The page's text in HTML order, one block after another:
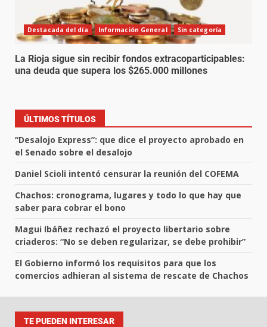
Destacada del día Información General Sin categoría
La Rioja sigue sin recibir fondos extracoparticipables:
una deuda que supera los $265.000 millones
ÚLTIMOS TÍTULOS
“Desalojo Express”: que dice el proyecto aprobado en
el Senado sobre el desalojo
Daniel Scioli intentó censurar la reunión del COFEMA
Chachos: cronograma, lugares y todo lo que hay que
saber para cobrar el bono
Magui Ibáñez rechazó el proyecto libertario sobre
criaderos: “No se deben regularizar, se debe prohibir”
El Gobierno informó los requisitos para que los
comercios adhieran al sistema de rescate de Chachos
TE PUEDEN INTERESAR